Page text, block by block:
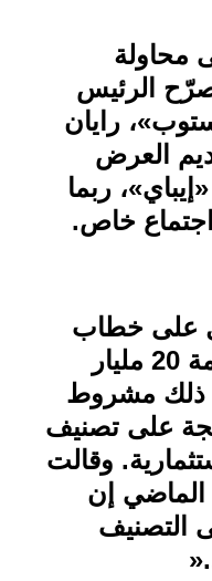
محاولة
الرئيس
رايان
العرض
ربما
خاص.
على خطاب
التزام بتمويل ديون بقيمة 20 مليار
ذلك مشروط
على تصنيف
وقالت
الماضي إن
التصنيف
».